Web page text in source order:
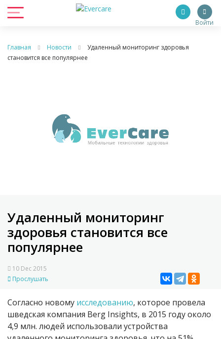
Войти
Главная Новости
Удаленный мониторинг здоровья
становится все популярнее
Удаленный мониторинг
здоровья становится все
популярнее
10 Dec 2015
Прослушать
Согласно новому исследованию, которое провела
шведская компания Berg Insights, в 2015 году около
4,9 млн. людей использовали устройства